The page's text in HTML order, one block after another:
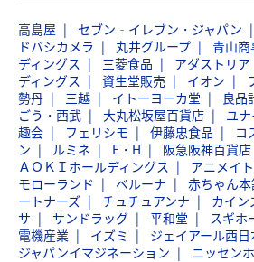
高島屋 セブン‐イレブン・ジャパン
ドバシカメラ
丸井グループ 青山商
ディングス
三菱食品 アダストリア
ディングス
資生堂販売 イオン
勢丹
三越 イトーヨーカ堂 良品
ごう・西武
大丸松坂屋百貨店 ユ
趣会
フェリシモ 伊藤忠食品 コ
ン
ルミネ E・H 阪急阪神百貨店
ＡＯＫＩホールディングス
アニメイト
モローランド
ベルーナ 赤ちゃん
ートナーズ
チュチュアンナ カイン
サ
サンドラッグ 平和堂 スギホ
電機産業
イズミ ジェイアール西
ジャパンイマジネーション
ニッセン